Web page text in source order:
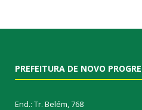
PREFEITURA DE NOVO
End.: Tr. Belém, 768